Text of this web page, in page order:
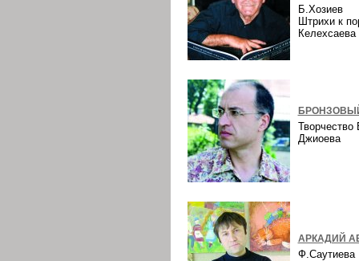
Б.Хозиев
Штрихи к
Творчество
Джиоева
АРКАДИЙ